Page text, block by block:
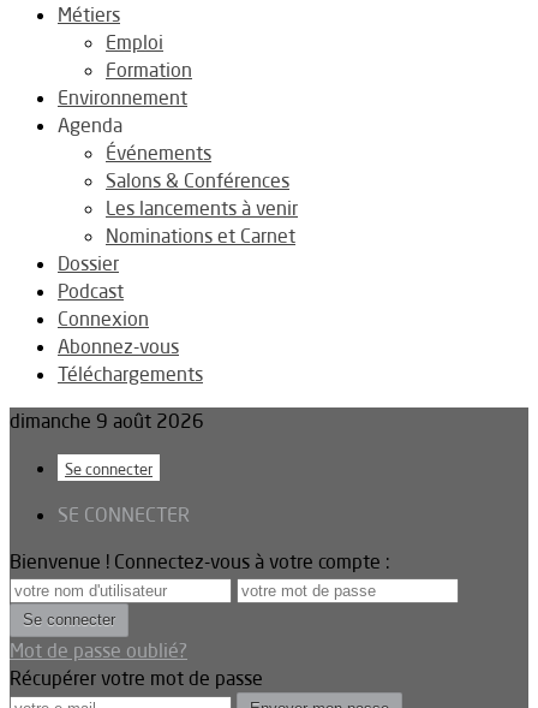
Métiers
Emploi
Formation
Environnement
Agenda
Événements
Salons & Conférences
Les lancements à venir
Nominations et Carnet
Dossier
Podcast
Connexion
Abonnez-vous
Téléchargements
dimanche 9 août 2026
Se connecter
SE CONNECTER
Bienvenue ! Connectez-vous à votre compte :
Mot de passe oublié?
Récupérer votre mot de passe